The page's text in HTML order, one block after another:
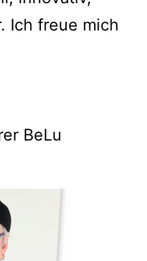
Ich freue mich
BeLu